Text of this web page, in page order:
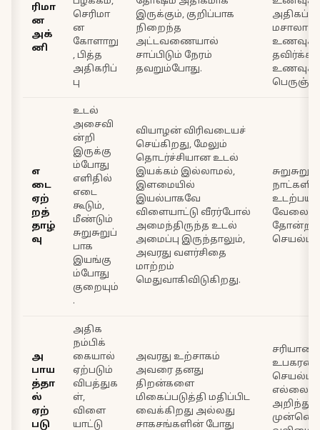
ரிமா
ன
அக்
னி
செரிமா
ன
கோளாறு
, பித்த
அதிகரிப்
பு
இருக்கும், குறிப்பாக
நிறைந்த
அட்டவணையால்
சாப்பிடும் நேரம்
தவறும்போது.
மசாலா
எ
டை
ஏற்
றத்
தாழ்
வு
உடல்
அசைவி
ன்றி
இருக்கு
ம்போது
எளிதில்
எடை
கூடும்,
மீண்டும்
சுறுசுறுப்
பாக
இயங்கு
ம்போது
குறையும்
.
வியாழன் விரிவடையச்
செய்கிறது, மேலும்
தொடர்ச்சியான உடல்
இயக்கம் இல்லாமல்,
இளமையில்
இயல்பாகவே
விளையாட்டு வீரர்போல்
அமைந்திருந்த உடல்
அமைப்பு இருந்தாலும்,
அவரது வளர்சிதை
மாற்றம்
மெதுவாகிவிடுகிறது.
அ
பாய
த்தா
ல்
ஏற்
படு
அதிக
நம்பிக்
கையால்
ஏற்படும்
விபத்துக
ள்,
விளை
யாட்டு
அவரது உற்சாகம்
அவரை தனது
திறன்களை
மிகைப்படுத்தி மதிப்பிட
வைக்கிறது அல்லது
சாகசங்களின் போது
சரியான